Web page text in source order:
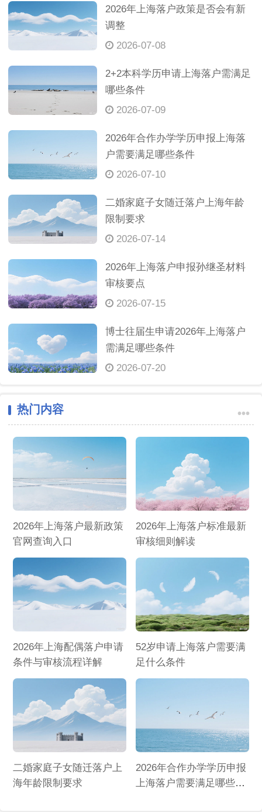
2026年上海落户政策是否会有新
调整
2026-07-08
2+2本科学历申请上海落户需满足
哪些条件
2026-07-09
2026年合作办学学历申报上海落
户需要满足哪些条件
2026-07-10
二婚家庭子女随迁落户上海年龄
限制要求
2026-07-14
2026年上海落户申报孙继圣材料
审核要点
2026-07-15
博士往届生申请2026年上海落户
需满足哪些条件
2026-07-20
热门内容 •••
2026年上海落户最新政策
官网查询入口
2026年上海落户标准最新
审核细则解读
2026年上海配偶落户申请
条件与审核流程详解
52岁申请上海落户需要满
足什么条件
二婚家庭子女随迁落户上
海年龄限制要求
2026年合作办学学历申报
上海落户需要满足哪些条